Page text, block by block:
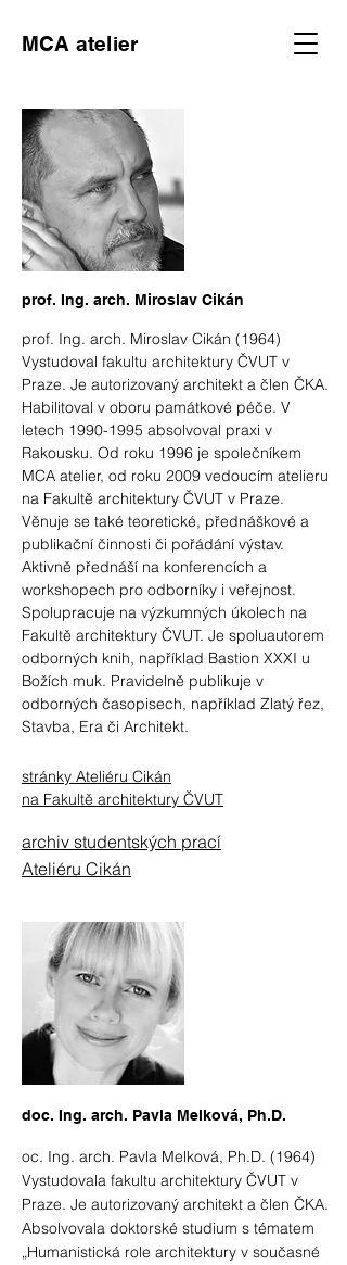
MCA atelier
prof. Ing. arch. Miroslav Cikán
prof. Ing. arch. Miroslav Cikán (1964)
Vystudoval fakultu architektury ČVUT v
Praze. Je autorizovaný architekt a člen ČKA.
Habilitoval v oboru památkové péče. V
letech 1990-1995 absolvoval praxi v
Rakousku. Od roku 1996 je společníkem
MCA atelier, od roku 2009 vedoucím atelieru
na Fakultě architektury ČVUT v Praze.
Věnuje se také teoretické, přednáškové a
publikační činnosti či pořádání výstav.
Aktivně přednáší na konferencích a
workshopech pro odborníky i veřejnost.
Spolupracuje na výzkumných úkolech na
Fakultě architektury ČVUT. Je spoluautorem
odborných knih, například Bastion XXXI u
Božích muk. Pravidelně publikuje v
odborných časopisech, například Zlatý řez,
Stavba, Era či Architekt.
stránky Ateliéru Cikán
na Fakultě architektury ČVUT
archiv studentských prací
Ateliéru Cikán
doc. Ing. arch. Pavla Melková, Ph.D.
oc. Ing. arch. Pavla Melková, Ph.D. (1964)
Vystudovala fakultu architektury ČVUT v
Praze. Je autorizovaný architekt a člen ČKA.
Absolvovala doktorské studium s tématem
„Humanistická role architektury v současné